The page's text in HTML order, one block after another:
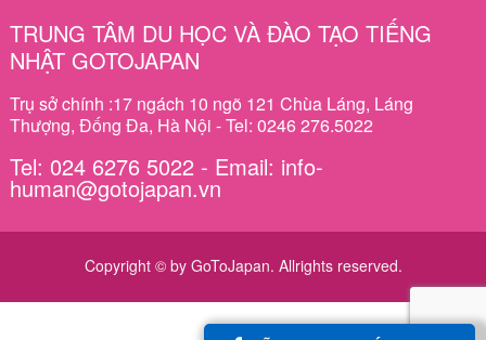
TRUNG TÂM DU HỌC VÀ ĐÀO TẠO TIẾNG
NHẬT GOTOJAPAN
Trụ sở chính :17 ngách 10 ngõ 121 Chùa Láng, Láng
Thượng, Đống Đa, Hà Nội - Tel: 0246 276.5022
Tel: 024 6276 5022 - Email: info-
human@gotojapan.vn
Copyright © by GoToJapan. Allrights reserved.